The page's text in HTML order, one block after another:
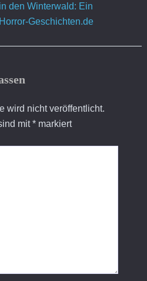
den Winterwald: Ein
Geschichten.de
wird nicht veröffentlicht.
mit*markiert